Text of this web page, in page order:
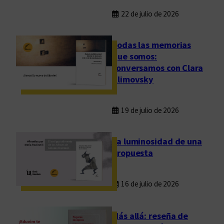
22 de julio de 2026
Todas las memorias
que somos:
conversamos con Clara
Klimovsky
19 de julio de 2026
La luminosidad de una
propuesta
16 de julio de 2026
Más allá: reseña de